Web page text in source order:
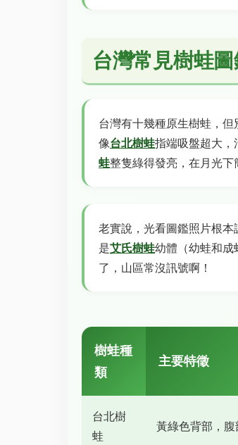
台灣常見樹蛙
台灣有十幾種原生樹蛙，
像台北樹蛙指端吸盤超大，
蛙整隻綠得發亮，在月光下
老實說，光看圖鑑照片根
是艾氏樹蛙幼體（幼蛙和成
了，山區常沒訊號啊！
樹蛙種
類
主要特徵
台北樹
蛙
黃綠色背部，腹